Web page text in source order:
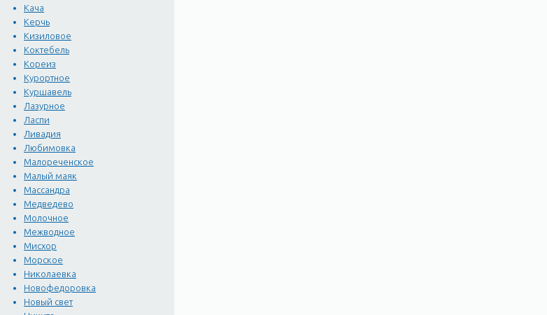
Кача
Керчь
Кизиловое
Коктебель
Кореиз
Курортное
Куршавель
Лазурное
Ласпи
Ливадия
Любимовка
Малореченское
Малый маяк
Массандра
Медведево
Молочное
Межводное
Мисхор
Морское
Николаевка
Новофедоровка
Новый свет